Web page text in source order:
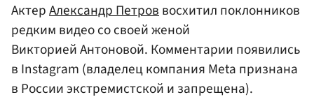
АктерАлександр Петроввосхитил поклонников
редким видео со своей женой
Викторией Антоновой. Комментарии появились
в Instagram (владелец компания Meta признана
в России экстремистской и запрещена).